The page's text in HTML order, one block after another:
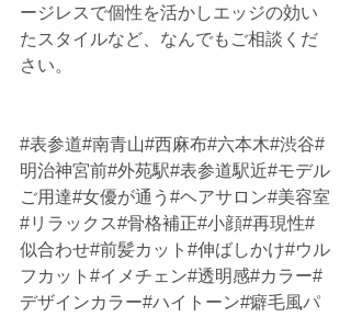
ージレスで個性を活かしエッジの効い
たスタイルなど、なんでもご相談くだ
さい。
#表参道#南青山#西麻布#六本木#渋谷#
明治神宮前#外苑駅#表参道駅近#モデル
ご用達#女優が通う#ヘアサロン#美容室
#リラックス#骨格補正#小顔#再現性#
似合わせ#前髪カット#伸ばしかけ#ウル
フカット#イメチェン#透明感#カラー#
デザインカラー#ハイトーン#癖毛風パ